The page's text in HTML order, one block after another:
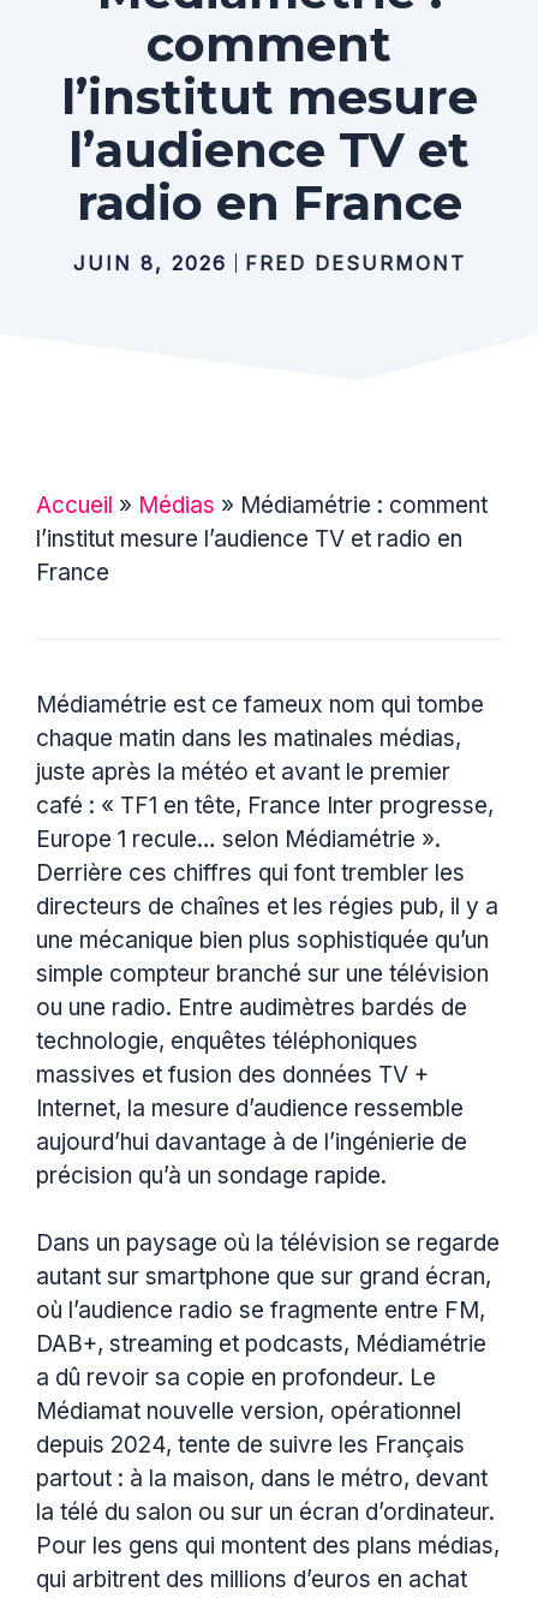
comment
l’institut mesure
l’audience TV et
radio en France
JUIN 8, 2026 FRED DESURMONT
Accueil » Médias » Médiamétrie : comment
l’institut mesure l’audience TV et radio en
France
Médiamétrie est ce fameux nom qui tombe
chaque matin dans les matinales médias,
juste après la météo et avant le premier
café : « TF1 en tête, France Inter progresse,
Europe 1 recule… selon Médiamétrie ».
Derrière ces chiffres qui font trembler les
directeurs de chaînes et les régies pub, il y a
une mécanique bien plus sophistiquée qu’un
simple compteur branché sur une télévision
ou une radio. Entre audimètres bardés de
technologie, enquêtes téléphoniques
massives et fusion des données TV +
Internet, la mesure d’audience ressemble
aujourd’hui davantage à de l’ingénierie de
précision qu’à un sondage rapide.
Dans un paysage où la télévision se regarde
autant sur smartphone que sur grand écran,
où l’audience radio se fragmente entre FM,
DAB+, streaming et podcasts, Médiamétrie
a dû revoir sa copie en profondeur. Le
Médiamat nouvelle version, opérationnel
depuis 2024, tente de suivre les Français
partout : à la maison, dans le métro, devant
la télé du salon ou sur un écran d’ordinateur.
Pour les gens qui montent des plans médias,
qui arbitrent des millions d’euros en achat